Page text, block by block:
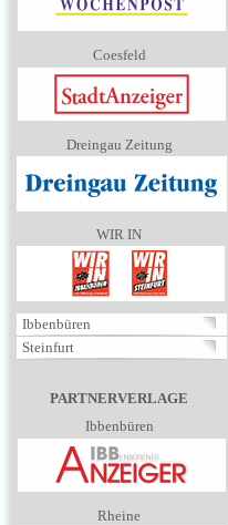
Coesfeld
Dreingau Zeitung
WIR IN
Ibbenbüren
Steinfurt
PARTNERVERLAGE
Ibbenbüren
Rheine